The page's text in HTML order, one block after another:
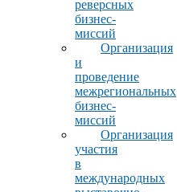
реверсных
бизнес-
миссий
Организация
и
проведение
межрегиональных
бизнес-
миссий
Организация
участия
в
международных